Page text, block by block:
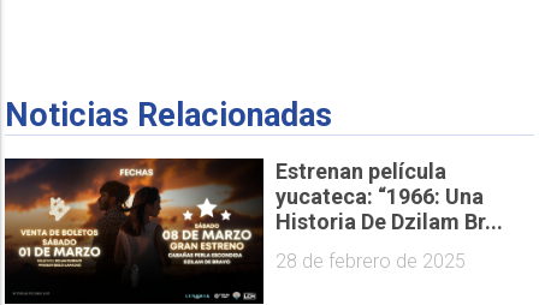
Noticias Relacionadas
Estrenan película
yucateca: “1966: Una
Historia De Dzilam Br...
28 de febrero de 2025